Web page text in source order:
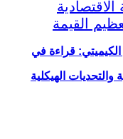
قراءة في
والتحديات الهيكلية